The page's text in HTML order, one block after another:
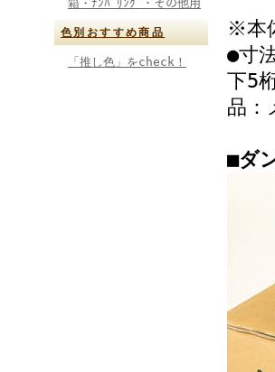
箱・ﾅﾝﾊﾞﾘﾝｸﾞ・その他用
色別おすすめ商品
「推し色」をcheck！
※本
●寸
下5
品：
■ダ